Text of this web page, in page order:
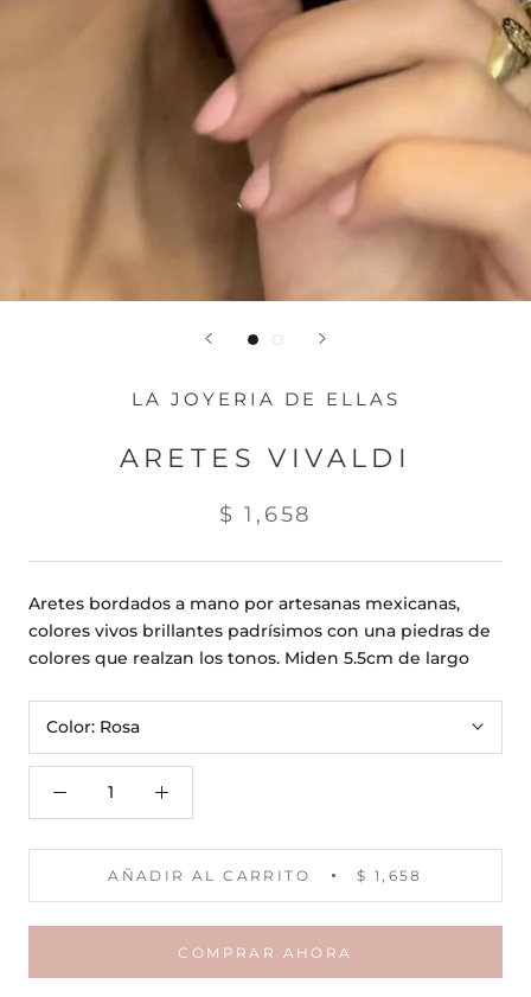
LA JOYERIA DE ELLAS
ARETES VIVALDI
$ 1,658
Aretes bordados a mano por artesanas mexicanas,
colores vivos brillantes padrísimos con una piedras de
colores que realzan los tonos. Miden 5.5cm de largo
Color: Rosa
AÑADIR AL CARRITO $ 1,658
COMPRAR AHORA